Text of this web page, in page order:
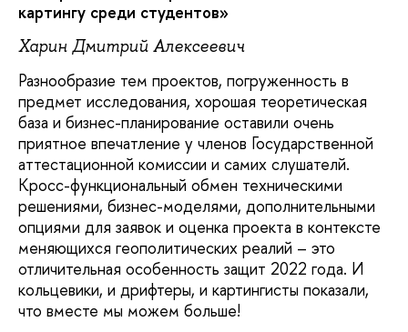
картингу среди студентов»
Харин Дмитрий Алексеевич
Разнообразие тем проектов, погруженность в
предмет исследования, хорошая теоретическая
база и бизнес-планирование оставили очень
приятное впечатление у членов Государственной
аттестационной комиссии и самих слушателй.
Кросс-функциональный обмен техническими
решениями, бизнес-моделями, дополнительными
опциями для заявок и оценка проекта в контексте
меняющихся геополитических реалий – это
отличительная особенность защит 2022 года. И
кольцевики, и дрифтеры, и картингисты показали,
что вместе мы можем больше!